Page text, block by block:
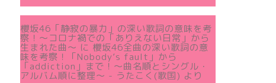
櫻坂46「静寂の暴力」の深い歌詞の意味を考
察！〜コロナ禍での「ありえない日常」から
生まれた曲～ に 櫻坂46全曲の深い歌詞の意
味を考察！「Nobody’s fault」から
「addiction」まで！〜曲名順とシングル・
アルバム順に整理～ - うたこく(歌国) より